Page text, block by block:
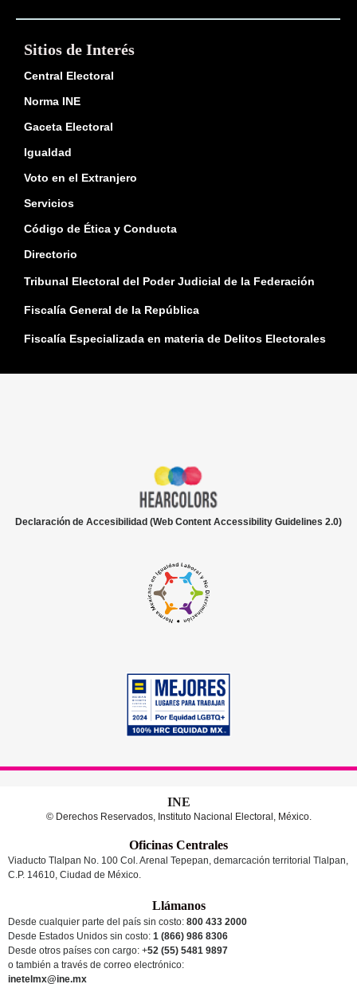
Sitios de Interés
Central Electoral
Norma INE
Gaceta Electoral
Igualdad
Voto en el Extranjero
Servicios
Código de Ética y Conducta
Directorio
Tribunal Electoral del Poder Judicial de la Federación
Fiscalía General de la República
Fiscalía Especializada en materia de Delitos Electorales
Declaración de Accesibilidad (Web Content Accessibility Guidelines 2.0)
INE
© Derechos Reservados, Instituto Nacional Electoral, México.
Oficinas Centrales
Viaducto Tlalpan No. 100 Col. Arenal Tepepan, demarcación territorial Tlalpan,
C.P. 14610, Ciudad de México.
Llámanos
Desde cualquier parte del país sin costo: 800 433 2000
Desde Estados Unidos sin costo: 1 (866) 986 8306
Desde otros países con cargo: +52 (55) 5481 9897
o también a través de correo electrónico:
inetelmx@ine.mx